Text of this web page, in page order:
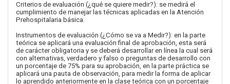
Criterios de evaluación (¿qué se quiere medir?): se medirá el
cumplimiento de manejar las técnicas aplicadas en la Atención
Prehospitalaria básica.
Instrumentos de evaluación (¿Cómo se va a Medir?): en la parte
teórica se aplicará una evaluación final de aprobación, esta será
de carácter obligatoria y se deberá desarrollar en línea la cual será
con alternativas, verdadero y falso o preguntas de desarrollo con
un porcentaje de 75% para su aprobación, en la parte práctica se
aplicará una pauta de observación, para medir la forma de aplicar
lo aprendido anteriormente en la clase teórica con un porcentaje